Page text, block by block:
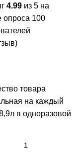
4.99 из 5 на
опроса 100
товара
на каждый
в одноразовой